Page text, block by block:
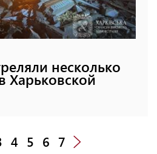
несколько
Харьковской
4 5 6 7